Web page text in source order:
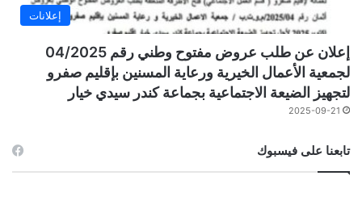
إعلانات
إعلان عن طلب عروض مفتوح وطني رقم 04/2025
لجمعية الأعمال الخيرية ورعاية المسنين بإقليم صفرو
لتجهيز الضيعة الاجتماعية بجماعة كندر سيدي خيار
2025-09-21
تابعنا على فيسبوك